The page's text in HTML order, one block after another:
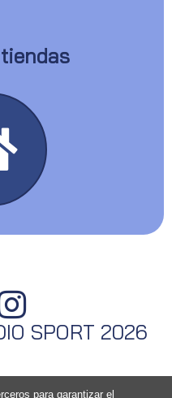
SPORT 2026
para garantizar el